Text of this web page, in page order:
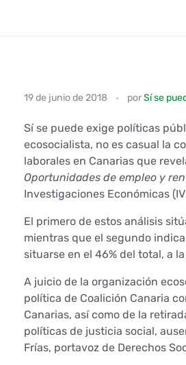
S
í
s
e
p
u
e
d
e
e
19 de junio de 2018 porSí se
Sí se puede exige políticas
ecosocialista, no es casual la
laborales en Canarias que
Oportunidades de empleo y
Investigaciones Económicas
El primero de estos análisis
mientras que el segundo
situarse en el 46% del total, a
A juicio de la organización
política de Coalición Canaria
Canarias, así como de la
políticas de justicia social,
Frías, portavoz de Derechos